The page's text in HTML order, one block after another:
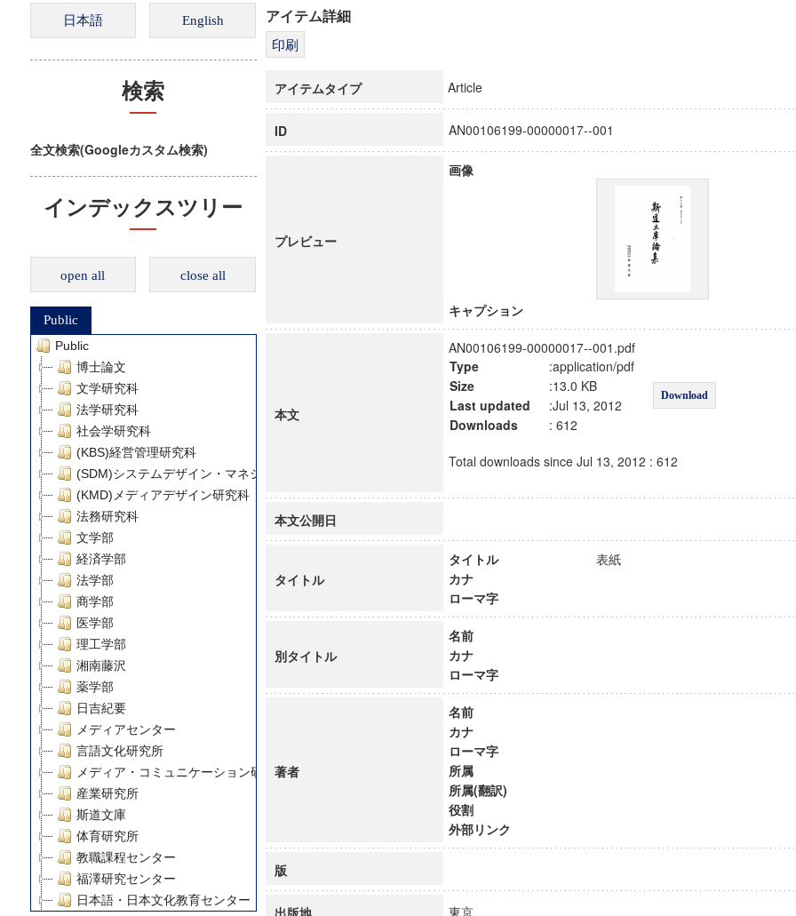
検索
全文検索(Googleカスタム検索)
インデックスツリー
open all close all
Public
Public
博士論文
文学研究科
法学研究科
社会学研究科
(KBS)経営管理研究科
(SDM)システムデザイン・マネジメント研究科
(KMD)メディアデザイン研究科
法務研究科
文学部
経済学部
法学部
商学部
医学部
理工学部
湘南藤沢
薬学部
日吉紀要
メディアセンター
言語文化研究所
メディア・コミュニケーション研究所
産業研究所
斯道文庫
体育研究所
教職課程センター
福澤研究センター
日本語・日本文化教育センター
アイテム詳細
アイテムタイプ Article
ID AN00106199-00000017--001
プレビュー
画像
キャプション
本文
AN00106199-00000017--001.pdf
Type
:application/pdf
Download
Size
:13.0 KB
Last updated
:Jul 13, 2012
Downloads
: 612
Total downloads since Jul 13, 2012 : 612
本文公開日
タイトル
タイトル
表紙
カナ
ローマ字
別タイトル
名前
カナ
ローマ字
著者
名前
カナ
ローマ字
所属
所属(翻訳)
役割
外部リンク
版
出版地 東京